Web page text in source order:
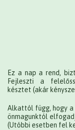
Ez a nap a rend,
Fejleszti a
késztet (akár
Alkattól függ, hogy
önmagunktól
(Utóbbi esetben fel